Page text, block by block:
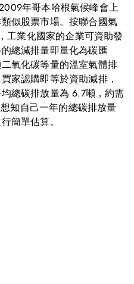
年哥本哈根氣候峰會上
似股票市場。按聯合國氣
工業化國家的企業可資助發
總減排量即量化為碳匯
氧化碳等量的溫室氣體排
家認購即等於資助減排，
總碳排放量為 6.7噸，約需
知自己一年的總碳排放量
簡單估算。